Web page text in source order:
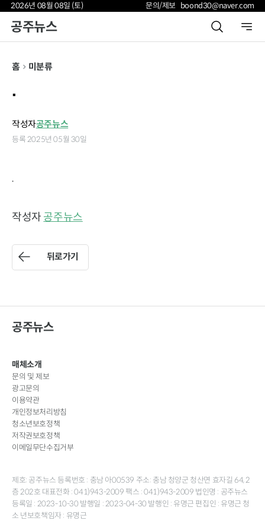
2026년 08월 08일 (토) 문의/제보 boond30@naver.com
공주뉴스
홈 미분류
.
작성자공주뉴스
등록 2025년 05월 30일
.
작성자 공주뉴스
뒤로가기
공주뉴스
매체소개
문의 및 제보
광고문의
이용약관
개인정보처리방침
청소년보호정책
저작권보호정책
이메일무단수집거부
제호: 공주뉴스 등록번호 : 충남 아00539 주소: 충남 청양군 청산면 효자길 64, 2
층 202호 대표전화 : 041)943-2009 팩스 : 041)943-2009 법인명 : 공주뉴스
등록일 : 2023-10-30 발행일 : 2023-04-30 발행인 : 유명근 편집인 : 유명근 청
소 년보호책임자 : 유명근